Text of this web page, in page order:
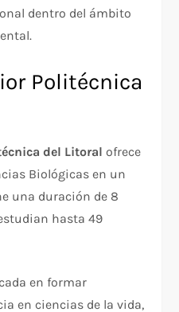
dentro del ámbito
Politécnica
del Litoralofrece
Biológicas en un
una duración de 8
hasta 49
en formar
en ciencias de la vida,